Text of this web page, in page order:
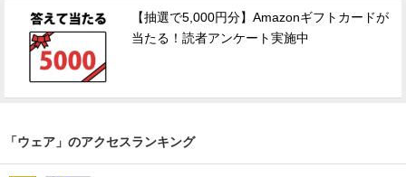
【抽選で5,000円分】Amazonギフトカードが
当たる！読者アンケート実施中
「ウェア」のアクセスランキング